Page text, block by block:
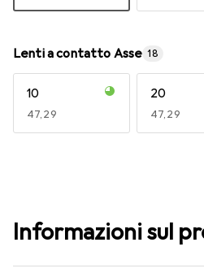
Lenti a contatto Asse 18
10
EUR
47,29
20
EUR
47,29
Informazioni sul